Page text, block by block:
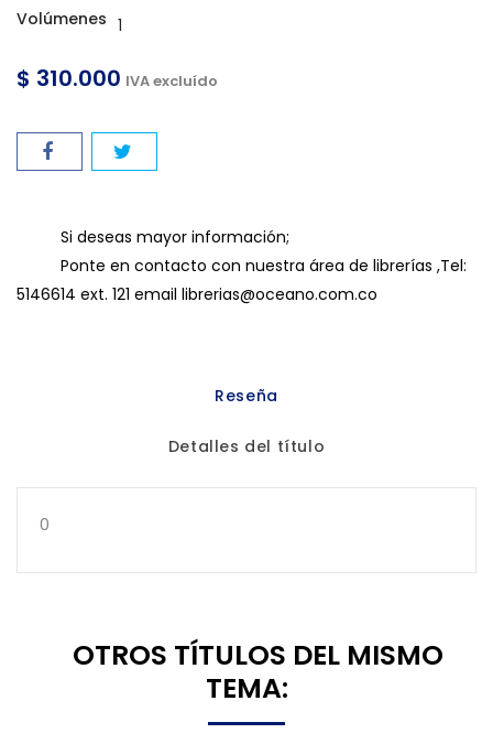
Volúmenes
$ 310.000 IVA excluído
Si deseas mayor información;
Ponte en contacto con nuestra área de librerías ,Tel:
5146614 ext. 121 email librerias@oceano.com.co
Reseña
Detalles del título
0
TEMA: